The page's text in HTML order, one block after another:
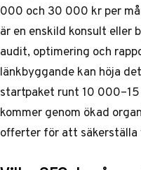
000 och 30 000 kr per
är en enskild konsult eller
audit, optimering och
länkbyggande kan höja
startpaket runt 10
kommer genom ökad
offerter för att säkerställa